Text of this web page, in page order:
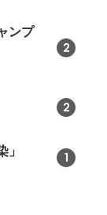
ンプ
2
2
1